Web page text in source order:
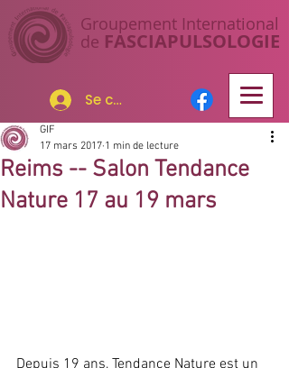
Groupement International
de FASCIAPULSOLOGIE
Se connecter
Reims -- Salon Tendance
Nature 17 au 19 mars
GIF
17 mars 2017 1 min de lecture
Depuis 19 ans, Tendance Nature est un